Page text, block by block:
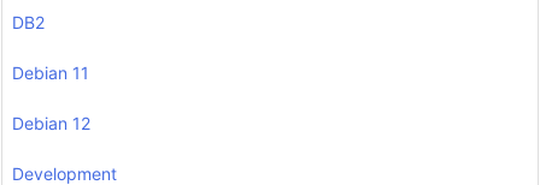
DB2
Debian 11
Debian 12
Development